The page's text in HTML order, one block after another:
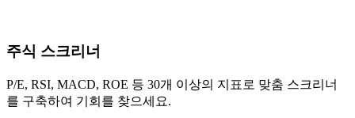
주식 스크리너
P/E, RSI, MACD, ROE 등 30개 이상의 지표로 맞춤 스크리너
를 구축하여 기회를 찾으세요.